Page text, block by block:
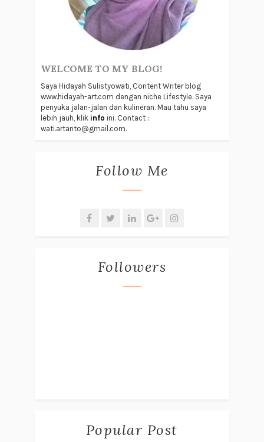
WELCOME TO MY BLOG!
Saya Hidayah Sulistyowati, Content Writer blog
www.hidayah-art.com dengan niche Lifestyle. Saya
penyuka jalan-jalan dan kulineran. Mau tahu saya
lebih jauh, klik info ini. Contact :
wati.artanto@gmail.com.
Follow Me
Followers
Popular Post